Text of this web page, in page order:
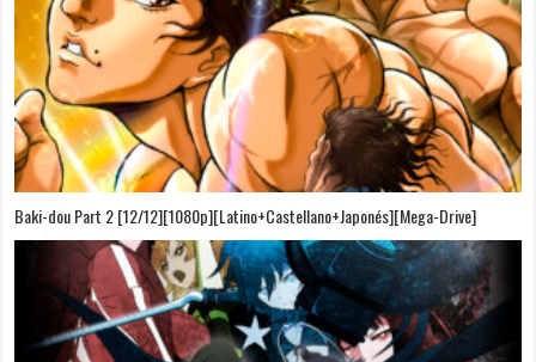
Baki-dou Part 2 [12/12][1080p][Latino+Castellano+Japonés][Mega-Drive]